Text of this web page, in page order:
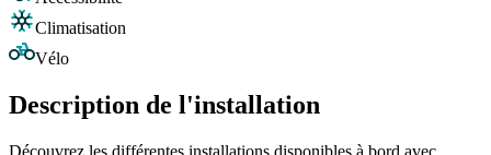
Climatisation
Vélo
Description de l'installation
Découvrez les différentes installations disponibles à bord avec